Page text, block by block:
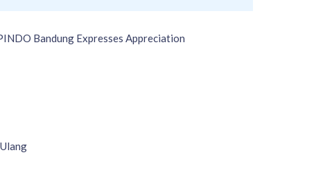
Bandung Expresses Appreciation